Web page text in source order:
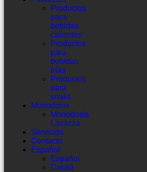
Productos
para
bebidas
calientes
Productos
para
bebidas
frías
Productos
para
snaks
Monodosis
Monodosis
Lavazza
Servicios
Contacto
Español
Español
Català